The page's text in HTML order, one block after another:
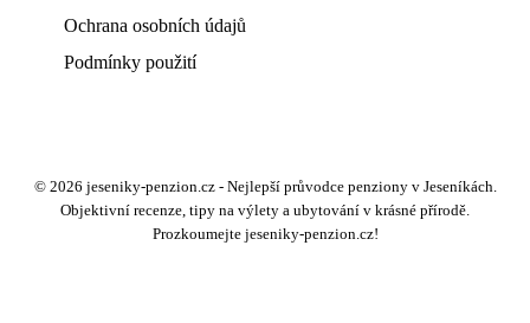
Ochrana osobních údajů
Podmínky použití
© 2026 jeseniky-penzion.cz - Nejlepší průvodce penziony v Jeseníkách.
Objektivní recenze, tipy na výlety a ubytování v krásné přírodě.
Prozkoumejte jeseniky-penzion.cz!